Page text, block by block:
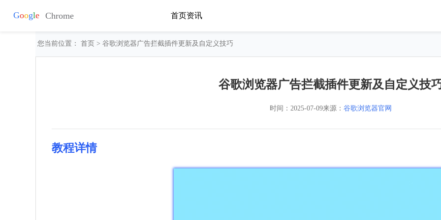
首页资讯
您当前位置： 首页 > 谷歌浏览器广告拦截插件更新及自定义技巧
谷歌浏览器广告拦截插件更新及自定义技
时间： 2025-07-09来源： 谷歌浏览器官网
教程详情